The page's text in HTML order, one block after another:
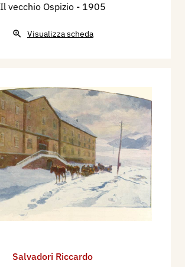
Il vecchio Ospizio - 1905
Visualizza scheda
Salvadori Riccardo